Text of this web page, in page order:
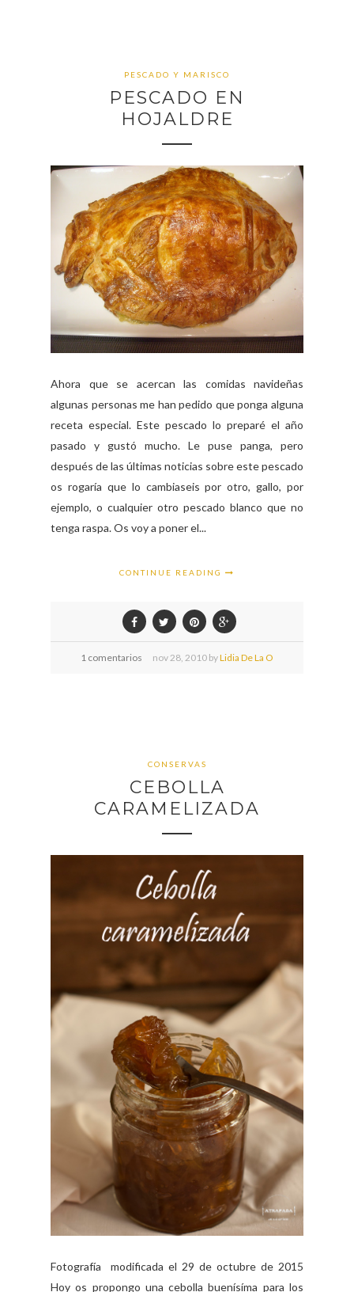
PESCADO Y MARISCO
PESCADO EN
HOJALDRE
Ahora que se acercan las comidas navideñas
algunas personas me han pedido que ponga alguna
receta especial. Este pescado lo preparé el año
pasado y gustó mucho. Le puse panga, pero
después de las últimas noticias sobre este pescado
os rogaría que lo cambiaseis por otro, gallo, por
ejemplo, o cualquier otro pescado blanco que no
tenga raspa. Os voy a poner el...
CONTINUE READING
1 comentarios nov28, 2010 byLidia De La O
CONSERVAS
CEBOLLA
CARAMELIZADA
Fotografía modificada el 29 de octubre de 2015
Hoy os propongo una cebolla buenísíma para los